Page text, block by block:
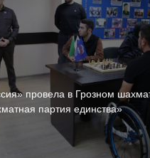
провела в Грозном
партия единства»